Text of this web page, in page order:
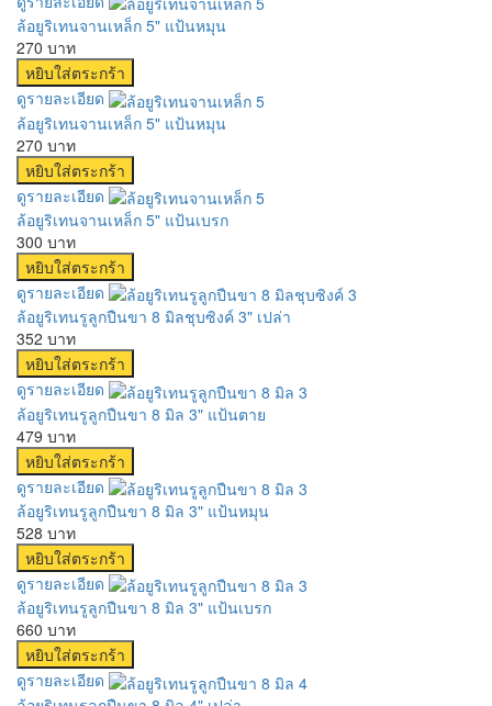
ล้อยูริเทนจานเหล็ก 5" แป้นหมุน
270 บาท
ดูรายละเอียด
ล้อยูริเทนจานเหล็ก 5" แป้นหมุน
270 บาท
ดูรายละเอียด
ล้อยูริเทนจานเหล็ก 5" แป้นเบรก
300 บาท
ดูรายละเอียด
ล้อยูริเทนรูลูกปืนขา 8 มิลชุบซิงค์ 3" เปล่า
352 บาท
ดูรายละเอียด
ล้อยูริเทนรูลูกปืนขา 8 มิล 3" แป้นตาย
479 บาท
ดูรายละเอียด
ล้อยูริเทนรูลูกปืนขา 8 มิล 3" แป้นหมุน
528 บาท
ดูรายละเอียด
ล้อยูริเทนรูลูกปืนขา 8 มิล 3" แป้นเบรก
660 บาท
ดูรายละเอียด